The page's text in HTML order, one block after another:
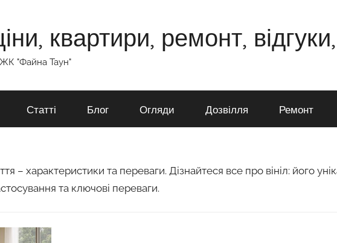
квартири, ремонт,
ЖК "Файна Таун"
Статті Блог Огляди Дозвілля Ремонт
– характеристики та переваги. Дізнайтеся все про вініл: його
та ключові переваги.